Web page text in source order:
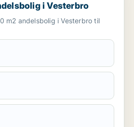
i Vesterbro
m2 andelsbolig i Vesterbro til